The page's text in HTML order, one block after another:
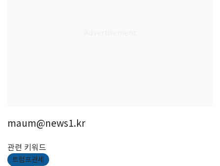
maum@news1.kr
관련 키워드
트럼프관세